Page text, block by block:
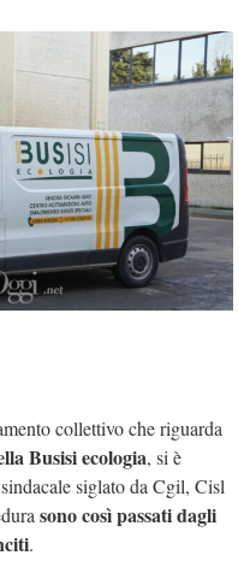
collettivo che riguarda
Busisi ecologia, si è
siglato da Cgil, Cisl
sono così passati dagli
.